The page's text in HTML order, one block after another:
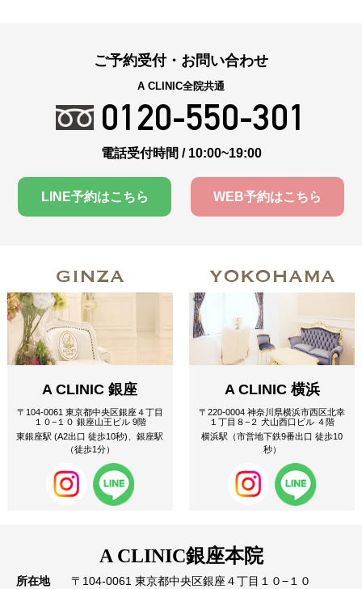
ご予約受付・お問い合わせ
A CLINIC全院共通
0120-550-301
電話受付時間 / 10:00~19:00
LINE予約はこちら WEB予約はこちら
GINZA
A CLINIC 銀座
〒104-0061 東京都中央区銀座４丁目
１０−１０ 銀座山王ビル 9階
東銀座駅 (A2出口 徒歩10秒)、銀座駅
（徒歩1分）
YOKOHAMA
A CLINIC 横浜
〒220-0004 神奈川県横浜市西区北幸
１丁目８−２ 犬山西口ビル ４階
横浜駅（市営地下鉄9番出口 徒歩10
秒）
A CLINIC銀座本院
所在地
〒104-0061 東京都中央区銀座４丁目１０−１０